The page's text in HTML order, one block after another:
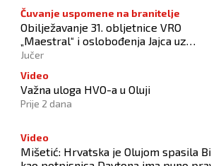
Čuvanje uspomene na branitelje
Obilježavanje 31. obljetnice VRO
„Maestral“ i oslobođenja Jajca uz
pokroviteljstvo HNS-a BiH
Jučer
Video
Važna uloga HVO-a u Oluji
Prije 2 dana
Video
Mišetić: Hrvatska je Olujom spasila